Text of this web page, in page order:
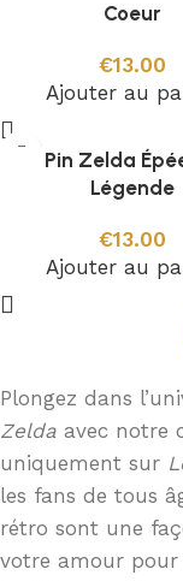
Coeur
€13.00
Ajouter au
Pin Zelda
Légende
€13.00
Ajouter au
Plongez dans
Zelda avec notre
uniquement sur
les fans de tous
rétro sont une
votre amour pour